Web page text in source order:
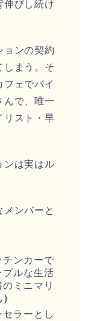
伸びし続け
ョンの契約
しまう。そ
ェでバイ
んで、唯一
リスト・早
ンは実はル
ンバーと
チンカーで
ルな生活
ミニマリ
ラーとし